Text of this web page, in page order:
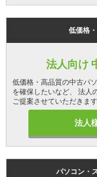
低価格
法人向け
低価格・高品質の中古パ
を確保したいなど、 法人
ご提案させていただきま
法人
パソコン・